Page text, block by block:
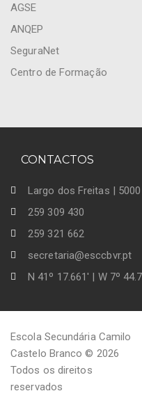
AGSE
ANQEP
SeguraNet
Centro de Formação
CONTACTOS
Largo dos Freitas |
259 309 430
259 321 662
secretaria@esccbvr.pt
N 41º 17.661' | W 7º
Escola Secundária Camilo
Castelo Branco © 2026
Todos os direitos
reservados